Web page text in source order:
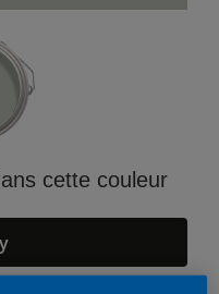
cette couleur